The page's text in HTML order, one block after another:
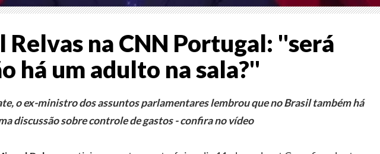
Relvas na CNN Portugal: ''será
há um adulto na sala?''
o ex-ministro dos assuntos parlamentares lembrou que no Brasil também há
discussão sobre controle de gastos - confira no vídeo